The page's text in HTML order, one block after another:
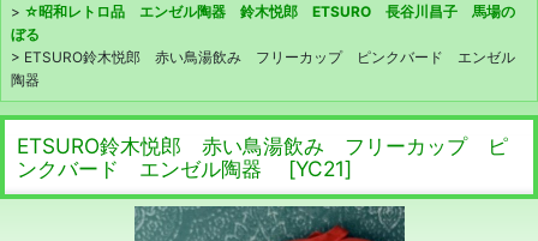
> ☆昭和レトロ品 エンゼル陶器 鈴木悦郎 ETSURO 長谷川昌子 馬場の
ぼる
> ETSURO鈴木悦郎 赤い鳥湯飲み フリーカップ ピンクバード エンゼル
陶器
ETSURO鈴木悦郎 赤い鳥湯飲み フリーカップ ピ
ンクバード エンゼル陶器
[YC21]